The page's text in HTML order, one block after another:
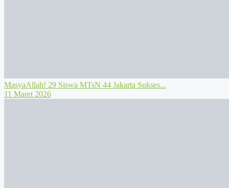
MasyaAllah! 29 Siswa MTsN 44 Jakarta Sukses...
11 Maret 2026